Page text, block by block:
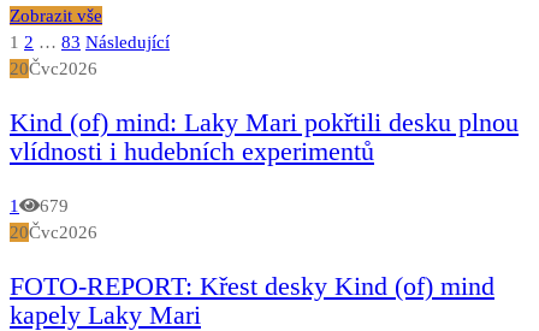
Zobrazit vše
Stránkování
příspěvků
1 2 … 83 Následující
20Čvc2026
Kind (of) mind: Laky Mari pokřtili desku plnou
vlídnosti i hudebních experimentů
1
679
20Čvc2026
FOTO-REPORT: Křest desky Kind (of) mind
kapely Laky Mari